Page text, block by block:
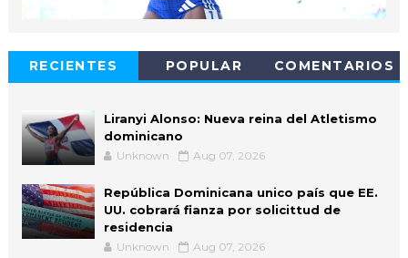
RECIENTES POPULAR COMENTARIOS
Liranyi Alonso: Nueva reina del Atletismo
dominicano
Unknown Aug 07, 2026
República Dominicana unico país que EE.
UU. cobrará fianza por solicittud de
residencia
Unknown Aug 07, 2026